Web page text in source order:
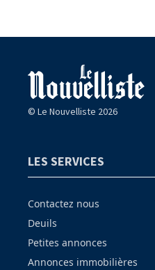
© Le Nouvelliste 2026
LES SERVICES
Contactez nous
Deuils
Petites annonces
Annonces immobilières